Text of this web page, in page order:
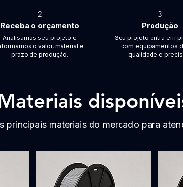
2
Receba o orçamento
Analisamos seu projeto e
o valor, material e
prazo de produção.
3
Produção
Seu projeto entra em
com equipamentos
qualidade e
principais materiais do mercado para